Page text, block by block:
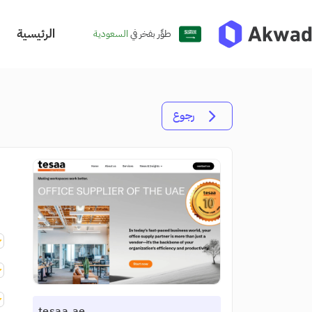
طوِّر بفخر فيالسعودية الرئيسية
رجوع